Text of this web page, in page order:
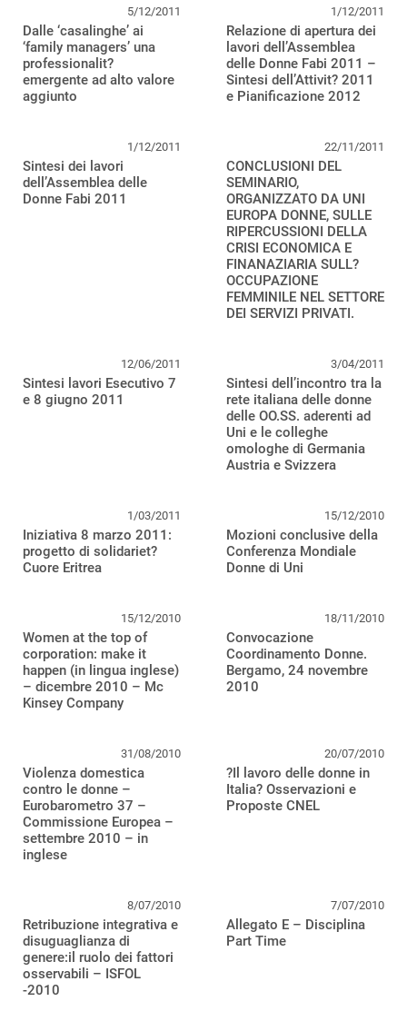
5/12/2011
Dalle ‘casalinghe’ ai
‘family managers’ una
professionalit?
emergente ad alto valore
aggiunto
1/12/2011
Relazione di apertura dei
lavori dell’Assemblea
delle Donne Fabi 2011 –
Sintesi dell’Attivit? 2011
e Pianificazione 2012
1/12/2011
Sintesi dei lavori
dell’Assemblea delle
Donne Fabi 2011
22/11/2011
CONCLUSIONI DEL
SEMINARIO,
ORGANIZZATO DA UNI
EUROPA DONNE, SULLE
RIPERCUSSIONI DELLA
CRISI ECONOMICA E
FINANAZIARIA SULL?
OCCUPAZIONE
FEMMINILE NEL SETTORE
DEI SERVIZI PRIVATI.
12/06/2011
Sintesi lavori Esecutivo 7
e 8 giugno 2011
3/04/2011
Sintesi dell’incontro tra la
rete italiana delle donne
delle OO.SS. aderenti ad
Uni e le colleghe
omologhe di Germania
Austria e Svizzera
1/03/2011
Iniziativa 8 marzo 2011:
progetto di solidariet?
Cuore Eritrea
15/12/2010
Mozioni conclusive della
Conferenza Mondiale
Donne di Uni
15/12/2010
Women at the top of
corporation: make it
happen (in lingua inglese)
– dicembre 2010 – Mc
Kinsey Company
18/11/2010
Convocazione
Coordinamento Donne.
Bergamo, 24 novembre
2010
31/08/2010
Violenza domestica
contro le donne –
Eurobarometro 37 –
Commissione Europea –
settembre 2010 – in
inglese
20/07/2010
?Il lavoro delle donne in
Italia? Osservazioni e
Proposte CNEL
8/07/2010
Retribuzione integrativa e
disuguaglianza di
genere:il ruolo dei fattori
osservabili – ISFOL
-2010
7/07/2010
Allegato E – Disciplina
Part Time